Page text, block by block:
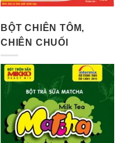
BỘT CHIÊN TÔM,
CHIÊN CHUỐI